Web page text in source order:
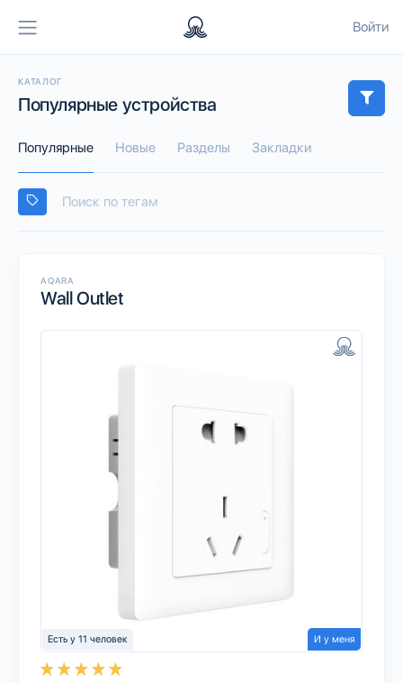
Войти
КАТАЛОГ
Популярные устройства
Популярные Новые Разделы Закладки
AQARA
Wall Outlet
Есть у 11 человек И у меня